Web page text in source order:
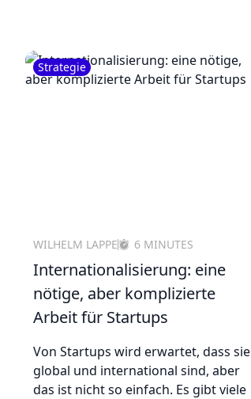
Strategie
WILHELM LAPPE 6 MINUTES
Internationalisierung: eine
nötige, aber komplizierte
Arbeit für Startups
Von Startups wird erwartet, dass sie
global und international sind, aber
das ist nicht so einfach. Es gibt viele